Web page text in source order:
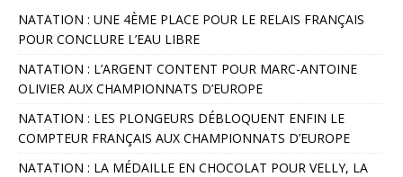
NATATION : UNE 4ÈME PLACE POUR LE RELAIS FRANÇAIS
POUR CONCLURE L’EAU LIBRE
NATATION : L’ARGENT CONTENT POUR MARC-ANTOINE
OLIVIER AUX CHAMPIONNATS D’EUROPE
NATATION : LES PLONGEURS DÉBLOQUENT ENFIN LE
COMPTEUR FRANÇAIS AUX CHAMPIONNATS D’EUROPE
NATATION : LA MÉDAILLE EN CHOCOLAT POUR VELLY, LA